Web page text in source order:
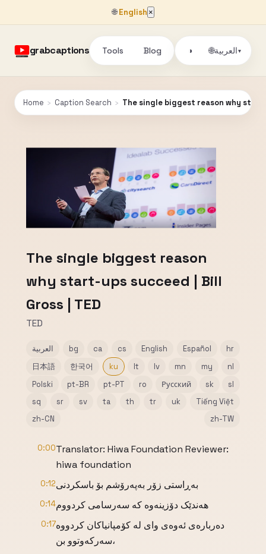
🌐English ×
grabcaptions Tools Blog ◑ 🌐العربية▾
Home › Caption Search › The single biggest reason why start-
The single biggest reason
why start-ups succeed | Bill
Gross | TED
TED
العربية bg ca cs English Español
hr
日本語
한국어 ku lt lv mn my
nl
Polski
pt-BR pt-PT ro Русский sk
sl
sq
sr sv ta th tr uk
Tiếng Việt
zh-CN
zh-TW
0:00Translator: Hiwa Foundation Reviewer:
hiwa foundation
0:12بەڕاستی زۆر بەپەرۆشم بۆ باسکردنی
0:14هەندێک دۆزینەوە کە سەرسامی کردووم
0:17دەربارەی ئەوەی وای لە کۆمپانیاکان کردووە
سەرکەوتوو بن،